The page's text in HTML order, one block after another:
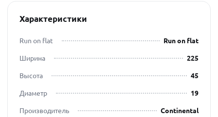
Характеристики
Run on flat
Run on flat
Ширина
225
Высота
45
Диаметр
19
Производитель
Continental